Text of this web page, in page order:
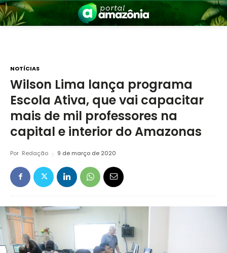
Amazônia
NOTÍCIAS
Wilson Lima lança programa
Escola Ativa, que vai capacitar
mais de mil professores na
capital e interior do Amazonas
Por Redação 9 de março de 2020